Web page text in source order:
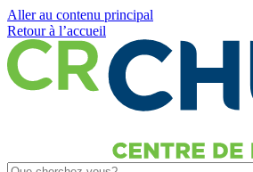
Aller au contenu principal
Retour à l’accueil